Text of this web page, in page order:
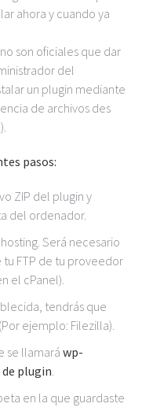
ahora y cuando ya
son oficiales que dar
del
un plugin mediante
de archivos des
pasos:
ZIP del plugin y
del ordenador.
Será necesario
FTP de tu proveedor
el cPanel).
tendrás que
ejemplo: Filezilla).
se llamaráwp-
plugin.
en la que guardaste